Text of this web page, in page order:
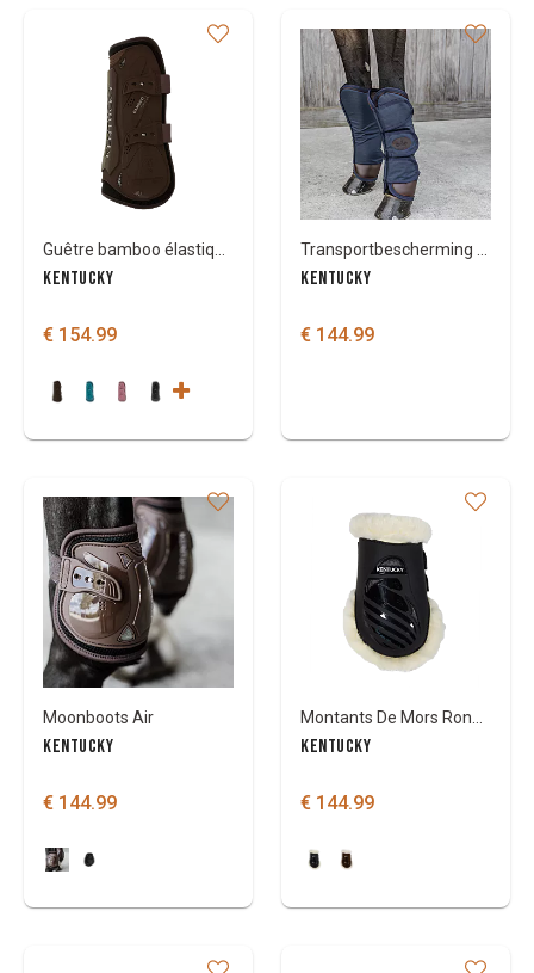
KENTUCKY
€ 154.99
KENTUCKY
€ 144.99
Moonboots Air
KENTUCKY
€ 144.99
KENTUCKY
€ 144.99